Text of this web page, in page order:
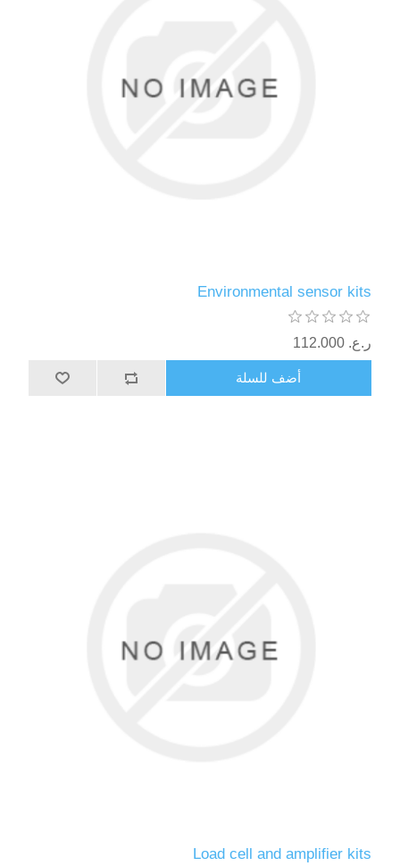
Environmental sensor kits
ر.ع.‏‏ 112.000
أضف للسلة
Load cell and amplifier kits